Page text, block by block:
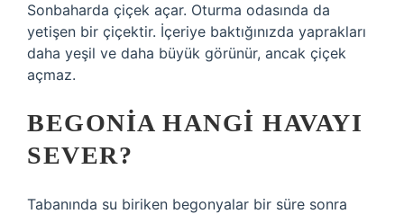
Sonbaharda çiçek açar. Oturma odasında da
yetişen bir çiçektir. İçeriye baktığınızda yaprakları
daha yeşil ve daha büyük görünür, ancak çiçek
açmaz.
BEGONIA HANGI HAVAYI
SEVER?
Tabanında su biriken begonyalar bir süre sonra